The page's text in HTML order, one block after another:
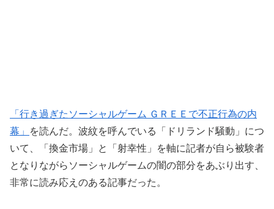
「行き過ぎたソーシャルゲーム ＧＲＥＥで不正行為の内
幕」
を読んだ。波紋を呼んでいる「ドリランド騒動」につ
いて、「換金市場」と「射幸性」を軸に記者が自ら被験者
となりながらソーシャルゲームの闇の部分をあぶり出す、
非常に読み応えのある記事だった。